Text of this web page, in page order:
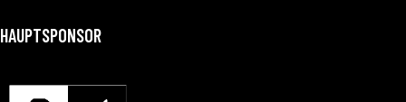
HAUPTSPONSOR